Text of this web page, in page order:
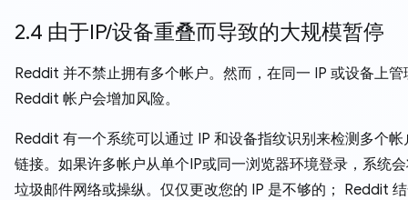
2.4 由于IP/设备重叠而导致的大规模暂停
Reddit 并不禁止拥有多个帐户。然而，在同一 IP 或设备上管
Reddit 帐户会增加风险。
Reddit 有一个系统可以通过 IP 和设备指纹识别来检测多个帐
链接。如果许多帐户从单个IP或同一浏览器环境登录，系统
垃圾邮件网络或操纵。仅仅更改您的 IP 是不够的； Reddit